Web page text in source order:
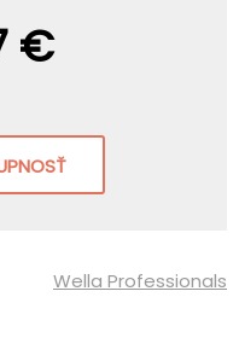
€
Wella Professionals